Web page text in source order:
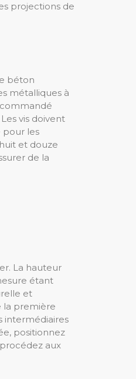
projections de
béton
métalliques à
vis doivent
pour les
et douze
de la
La hauteur
étant
et
la première
intermédiaires
positionnez
aux